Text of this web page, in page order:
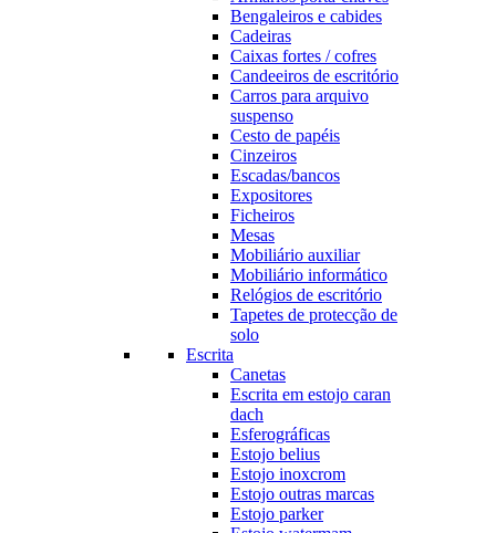
Bengaleiros e cabides
Cadeiras
Caixas fortes / cofres
Candeeiros de escritório
Carros para arquivo
suspenso
Cesto de papéis
Cinzeiros
Escadas/bancos
Expositores
Ficheiros
Mesas
Mobiliário auxiliar
Mobiliário informático
Relógios de escritório
Tapetes de protecção de
solo
Escrita
Canetas
Escrita em estojo caran
dach
Esferográficas
Estojo belius
Estojo inoxcrom
Estojo outras marcas
Estojo parker